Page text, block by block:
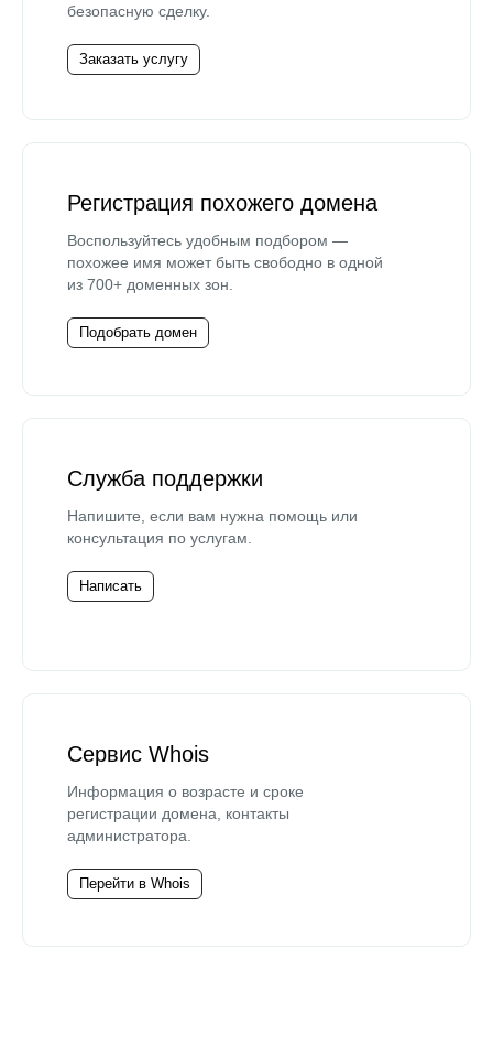
безопасную сделку.
Заказать услугу
Регистрация похожего домена
Воспользуйтесь удобным подбором —
похожее имя может быть свободно в одной
из 700+ доменных зон.
Подобрать домен
Служба поддержки
Напишите, если вам нужна помощь или
консультация по услугам.
Написать
Сервис Whois
Информация о возрасте и сроке
регистрации домена, контакты
администратора.
Перейти в Whois